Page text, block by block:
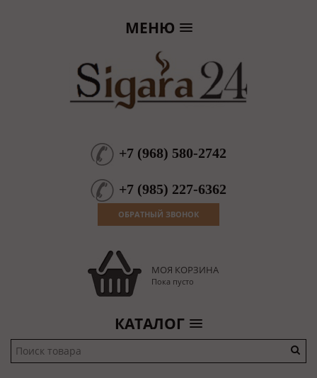
МЕНЮ
+7 (968) 580-2742
+7 (985) 227-6362
ОБРАТНЫЙ ЗВОНОК
МОЯ КОРЗИНА
Пока пусто
КАТАЛОГ